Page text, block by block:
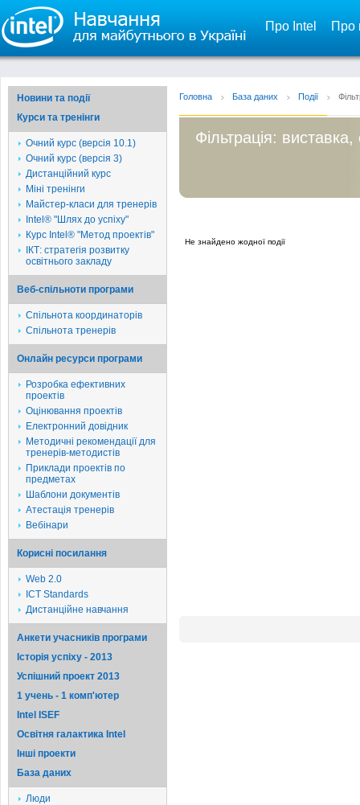
Про Intel Про
Новини та події
Курси та тренінги
Очний курс (версія 10.1)
Очний курс (версія 3)
Дистанційний курс
Міні тренінги
Майстер-класи для тренерів
Intel® "Шлях до успіху"
Курс Intel® "Метод проектів"
ІКТ: стратегія розвитку
освітнього закладу
Веб-спільноти програми
Спільнота координаторів
Спільнота тренерів
Онлайн ресурси програми
Розробка ефективних
проектів
Оцінювання проектів
Електронний довідник
Методичні рекомендації для
тренерів-методистів
Приклади проектів по
предметах
Шаблони документів
Атестація тренерів
Вебінари
Корисні посилання
Web 2.0
ICT Standards
Дистанційне навчання
Анкети учасників програми
Історія успіху - 2013
Успішний проект 2013
1 учень - 1 комп'ютер
Intel ISEF
Освітня галактика Intel
Iншi проекти
База даних
Люди
Головна База даних Події
Фільтрація:
Не знайдено жодної події